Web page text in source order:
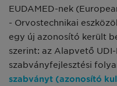
EUDAMED-nek
- Orvostechnikai
egy új azonosító került
szerint: az Alapvető
szabványfejlesztési
szabványt (azonosító